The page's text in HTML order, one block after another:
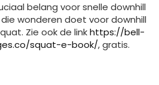
belang voor snelle downhill
wonderen doet voor downhill
Zie ook de linkhttps://bell-
squat-e-book/, gratis.